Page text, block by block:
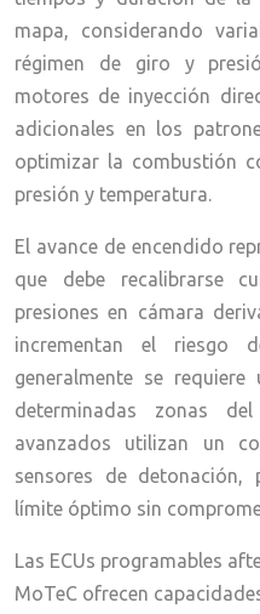
mapa, considerando
régimen de giro y
motores de inyección
adicionales en los
optimizar la combustión
presión y temperatura.
El avance de encendido
que debe recalibrarse
presiones en cámara
incrementan el riesgo
generalmente se
determinadas zonas
avanzados utilizan un
sensores de detonación,
límite óptimo sin
Las ECUs programables
MoTeC ofrecen